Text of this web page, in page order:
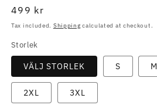
Regular
price
499 kr
Tax included. Shipping calculated at checkout.
Storlek
VÄLJ STORLEK S M
2XL 3XL